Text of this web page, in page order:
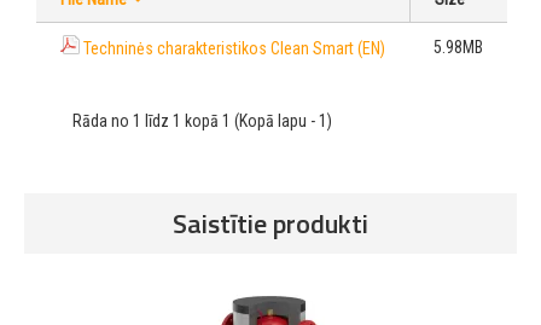
Techninės charakteristikos Clean Smart (EN) 5.98MB
Rāda no 1 līdz 1 kopā 1 (Kopā lapu - 1)
Saistītie produkti